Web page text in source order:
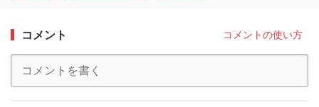
コメント コメントの使い方